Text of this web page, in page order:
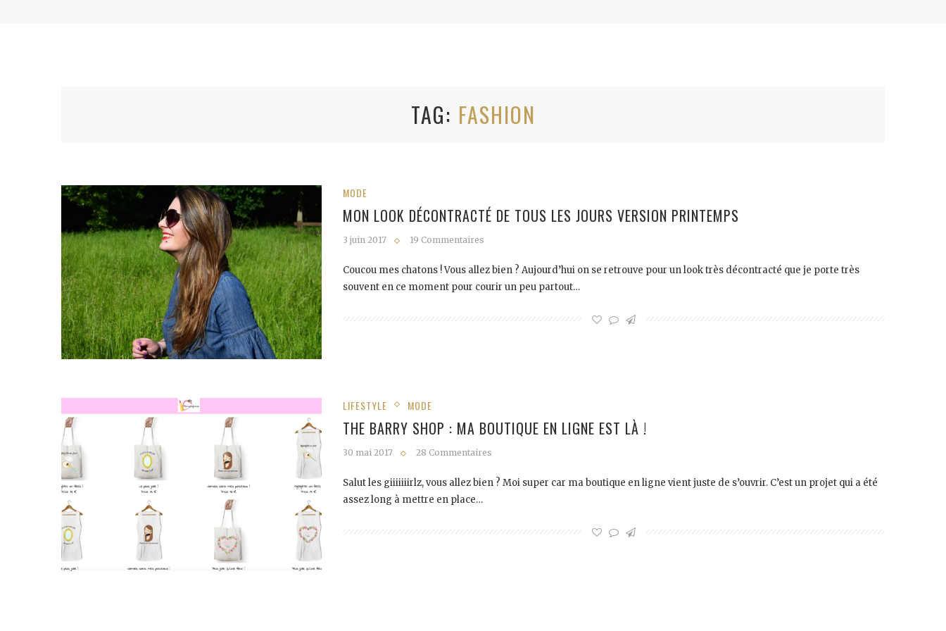
TAG FASHION
MODE
MON LOOK DÉCONTRACTÉ DE TOUS LES JOURS VERSION PRINTEMPS
3 juin 2017 19 Commentaires
Coucou mes chatons ! Vous allez bien ? Aujourd’hui on se retrouve pour un look très décontracté que je porte très
souvent en ce moment pour courir un peu partout…
LIFESTYLE MODE
THE BARRY SHOP : MA BOUTIQUE EN LIGNE EST LÀ !
30 mai 2017 28 Commentaires
Salut les giiiiiiirlz, vous allez bien ? Moi super car ma boutique en ligne vient juste de s’ouvrir. C’est un projet qui a été
assez long à mettre en place…